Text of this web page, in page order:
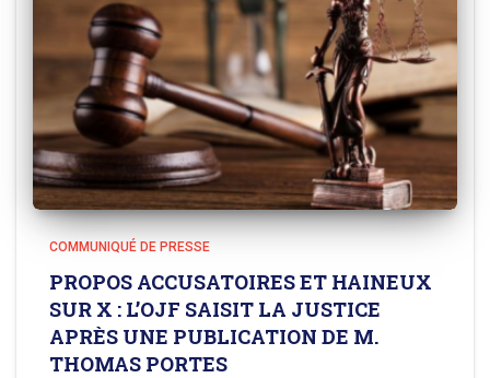
COMMUNIQUÉ DE PRESSE
PROPOS ACCUSATOIRES ET HAINEUX
SUR X : L’OJF SAISIT LA JUSTICE
APRÈS UNE PUBLICATION DE M.
THOMAS PORTES